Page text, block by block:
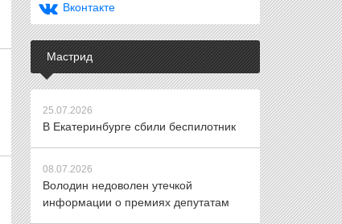
Вконтакте
Мастрид
25.07.2026
В Екатеринбурге сбили беспилотник
08.07.2026
Володин недоволен утечкой
информации о премиях депутатам